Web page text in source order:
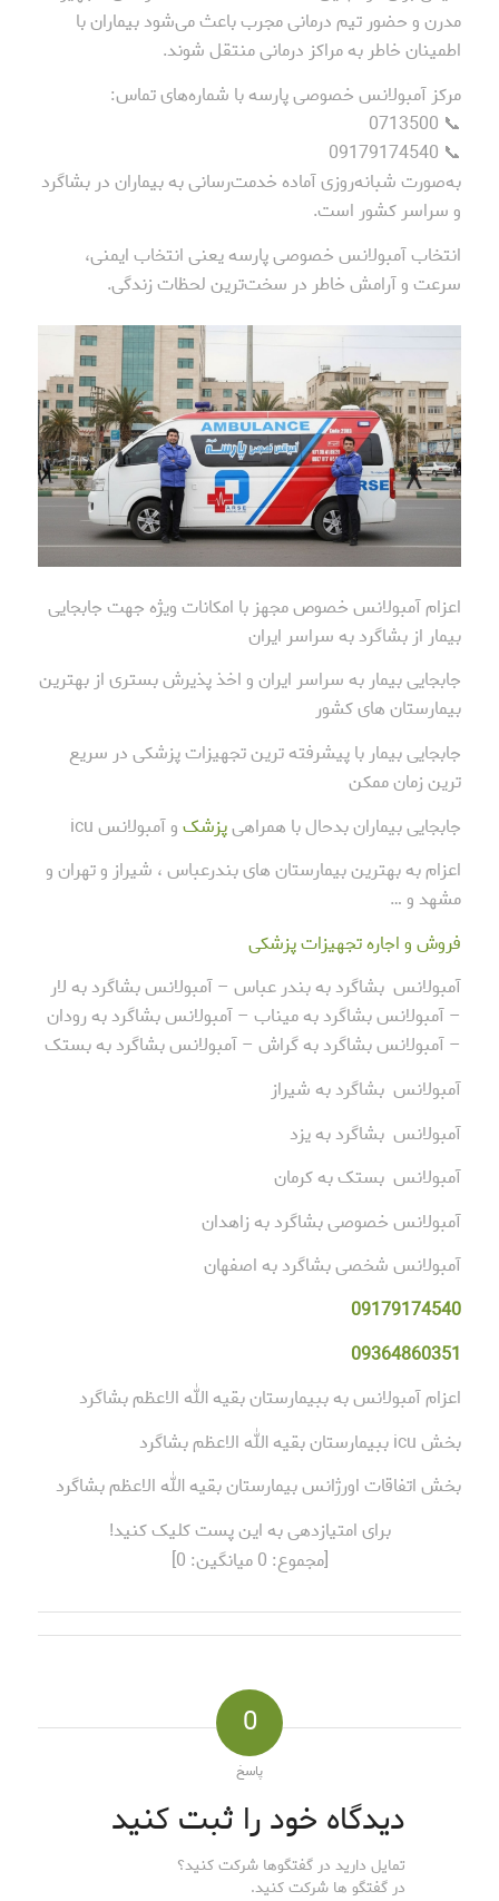
مدرن و حضور تیم درمانی مجرب باعث می‌شود بیماران با
اطمینان خاطر به مراکز درمانی منتقل شوند.
مرکز آمبولانس خصوصی پارسه با شماره‌های تماس:
📞 0713500
📞 09179174540
به‌صورت شبانه‌روزی آماده خدمت‌رسانی به بیماران در بشاگرد
و سراسر کشور است.
انتخاب آمبولانس خصوصی پارسه یعنی انتخاب ایمنی،
سرعت و آرامش خاطر در سخت‌ترین لحظات زندگی.
اعزام آمبولانس خصوص مجهز با امکانات ویژه جهت جابجایی
بیمار از بشاگرد به سراسر ایران
جابجایی بیمار به سراسر ایران و اخذ پذیرش بستری از بهترین
بیمارستان های کشور
جابجایی بیمار با پیشرفته ترین تجهیزات پزشکی در سریع
ترین زمان ممکن
جابجایی بیماران بدحال با همراهیپزشکو آمبولانس icu
اعزام به بهترین بیمارستان های بندرعباس ، شیراز و تهران و
مشهد و …
فروش و اجاره تجهیزات پزشکی
آمبولانس بشاگرد به بندر عباس – آمبولانس بشاگرد به لار
– آمبولانس بشاگرد به میناب – آمبولانس بشاگرد به رودان
– آمبولانس بشاگرد به گراش – آمبولانس بشاگرد به بستک
آمبولانس بشاگرد به شیراز
آمبولانس بشاگرد به یزد
آمبولانس بستک به کرمان
آمبولانس خصوصی بشاگرد به زاهدان
آمبولانس شخصی بشاگرد به اصفهان
09179174540
09364860351
اعزام آمبولانس به ببیمارستان بقیه الله الاعظم بشاگرد
بخش icu ببیمارستان بقیه الله الاعظم بشاگرد
بخش اتفاقات اورژانس بیمارستان بقیه الله الاعظم بشاگرد
برای امتیازدهی به این پست کلیک کنید!
[مجموع: 0میانگین: 0
]
0
پاسخ
دیدگاه خود را ثبت کنید
تمایل دارید در گفتگوها شرکت کنید؟
در گفتگو ها شرکت کنید.